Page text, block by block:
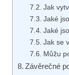
Jak
Jaké
Jaké
Jak se
Můžu
Závěrečné